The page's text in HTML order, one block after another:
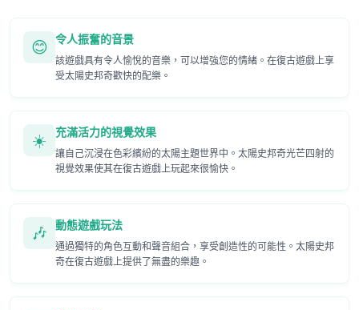
😊 令人振奮的音景
該遊戲具有令人愉悅的音樂，可以增強您的情緒。在復古遊戲上享
受太陽史邦奇歡快的配樂。
☀️ 充滿活力的視覺效果
讓自己沉浸在色彩繽紛的太陽主題世界中。太陽史邦奇光芒四射的
視覺效果使其在復古遊戲上玩起來很愉快。
🎶 動態遊戲玩法
通過獨特的角色互動和聲音組合，享受創造性的可能性。太陽史邦
奇在復古遊戲上提供了無盡的樂趣。